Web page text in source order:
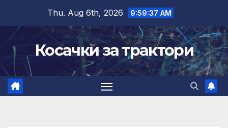
content
Thu. Aug 6th, 2026 9:59:39 AM
Косачки за трактори